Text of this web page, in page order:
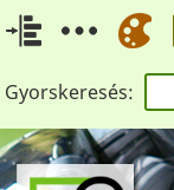
Gyorskeresés: